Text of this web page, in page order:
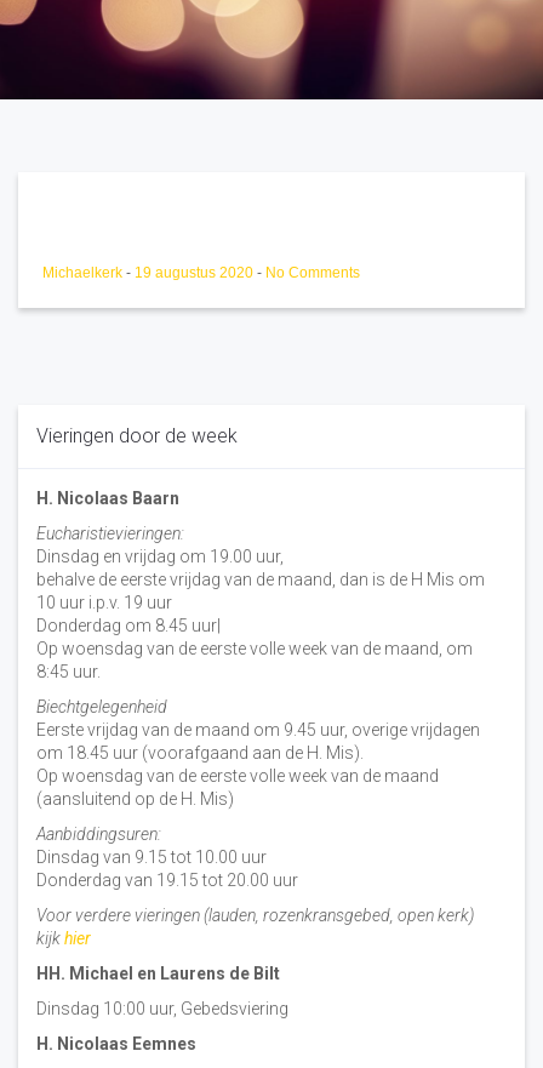
Michaelkerk - 19 augustus 2020 - No Comments
Vieringen door de week
H. Nicolaas Baarn
Eucharistievieringen:
Dinsdag en vrijdag om 19.00 uur,
behalve de eerste vrijdag van de maand, dan is de H Mis om
10 uur i.p.v. 19 uur
Donderdag om 8.45 uur|
Op woensdag van de eerste volle week van de maand, om
8:45 uur.
Biechtgelegenheid
Eerste vrijdag van de maand om 9.45 uur, overige vrijdagen
om 18.45 uur (voorafgaand aan de H. Mis).
Op woensdag van de eerste volle week van de maand
(aansluitend op de H. Mis)
Aanbiddingsuren:
Dinsdag van 9.15 tot 10.00 uur
Donderdag van 19.15 tot 20.00 uur
Voor verdere vieringen (lauden, rozenkransgebed, open kerk)
kijkhier
HH. Michael en Laurens de Bilt
Dinsdag 10:00 uur, Gebedsviering
H. Nicolaas Eemnes